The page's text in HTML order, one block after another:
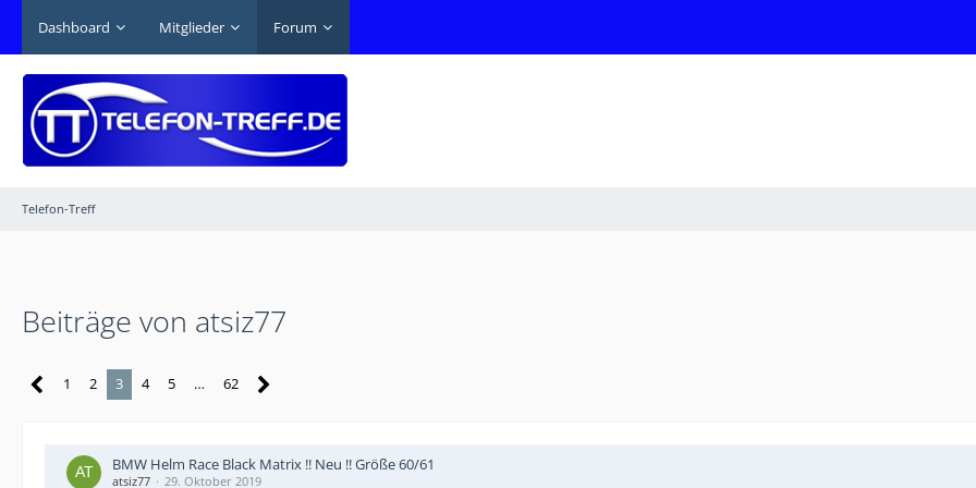
Dashboard Mitglieder Forum
Telefon-Treff
Beiträge von atsiz77
1 2 3 4 5 … 62
BMW Helm Race Black Matrix !! Neu !! Größe 60/61
atsiz77 29. Oktober 2019